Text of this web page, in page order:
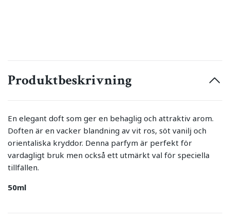
Produktbeskrivning
En elegant doft som ger en behaglig och attraktiv arom.
Doften är en vacker blandning av vit ros, söt vanilj och
orientaliska kryddor. Denna parfym är perfekt för
vardagligt bruk men också ett utmärkt val för speciella
tillfällen.
50ml